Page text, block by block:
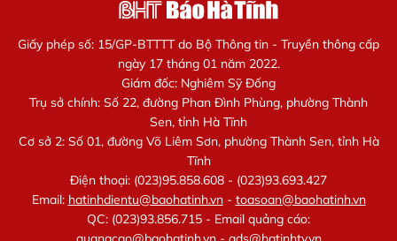
Giấy phép số: 15/GP-BTTTT do Bộ Thông tin - Truyền thông cấp
ngày 17 tháng 01 năm 2022.
Giám đốc: Nghiêm Sỹ Đống
Trụ sở chính: Số 22, đường Phan Đình Phùng, phường Thành
Sen, tỉnh Hà Tĩnh
Cơ sở 2: Số 01, đường Võ Liêm Sơn, phường Thành Sen, tỉnh Hà
Tĩnh
Điện thoại: (023)95.858.608 - (023)93.693.427
Email: hatinhdientu@baohatinh.vn- toasoan@baohatinh.vn
QC: (023)93.856.715 - Email quảng cáo: